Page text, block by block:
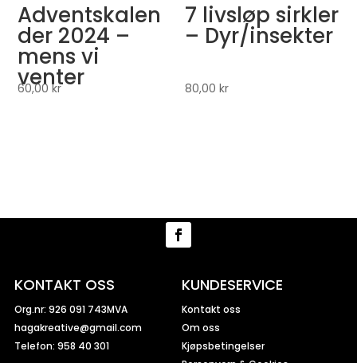
Adventskalen
der 2024 –
mens vi
venter
60,00kr
7 livsløp sirkler
– Dyr/insekter
80,00kr
KONTAKT OSS
Org.nr: 926 091 743MVA
hagakreative@gmail.com
Telefon: 958 40 301
KUNDESERVICE
Kontakt oss
Om oss
Kjøpsbetingelser